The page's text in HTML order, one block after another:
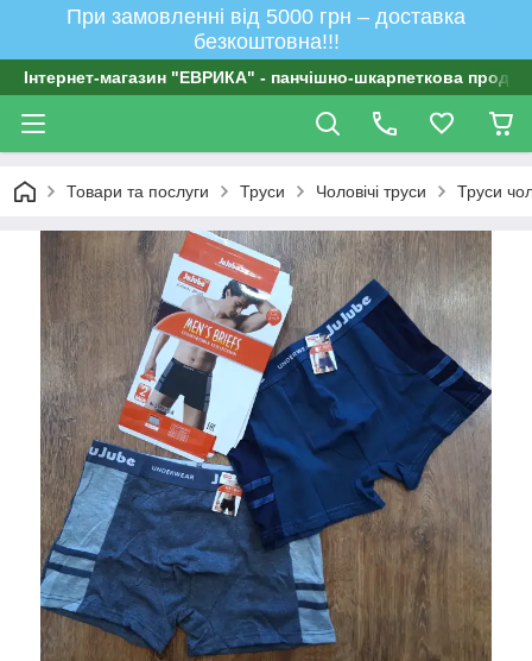
При замовленні від 5000 грн – доставка
безкоштовна!!!
Інтернет-магазин "ЕВРИКА" - панчішно-шкарпеткова
Товари та послуги Труси Чоловічі труси Труси